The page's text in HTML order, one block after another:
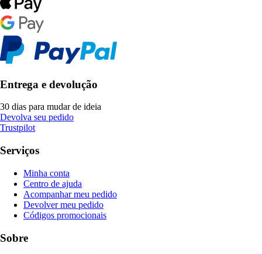
Entrega e devolução
30 dias para mudar de ideia
Devolva seu pedido
Trustpilot
Serviços
Minha conta
Centro de ajuda
Acompanhar meu pedido
Devolver meu pedido
Códigos promocionais
Sobre